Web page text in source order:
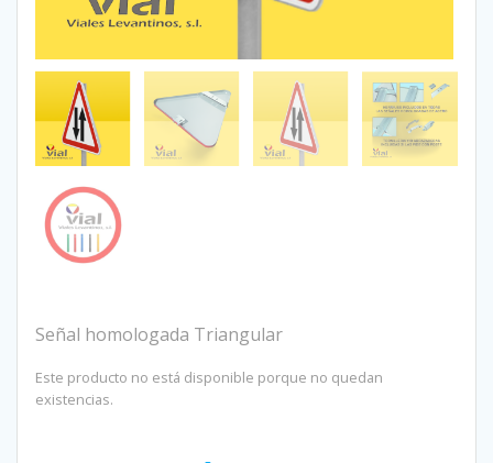
Señal homologada Triangular
Este producto no está disponible porque no quedan
existencias.